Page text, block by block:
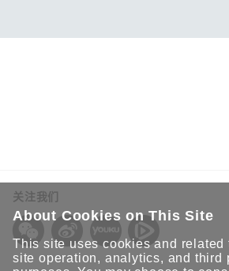
关注我们
About Cookies on This Site
This site uses cookies and related
site operation, analytics, and third